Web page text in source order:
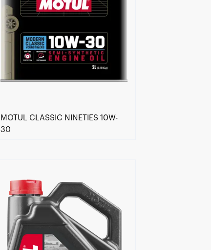
Händlersuche
MOTUL CLASSIC NINETIES 10W-
30